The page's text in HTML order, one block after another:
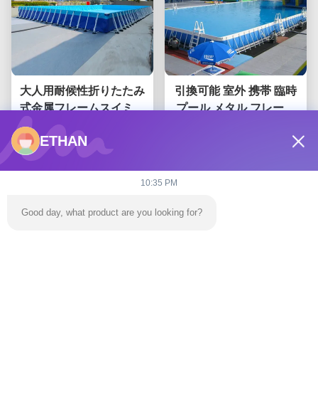
大人用耐候性折りたたみ
式金属フレームスイミン
グプール
今雑談しなさい
引換可能 室外 携帯 臨時
プール メタル フレーム
ETHAN
10:35 PM
Good day, what product are you looking for?